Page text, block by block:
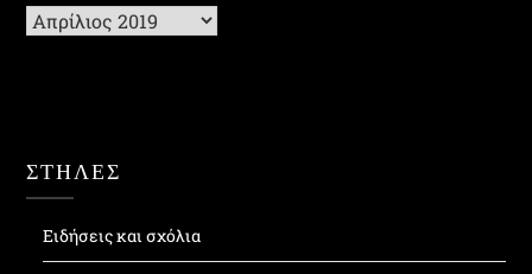
Ιστορικό
ΣΤΗΛΕΣ
Ειδήσεις και σχόλια